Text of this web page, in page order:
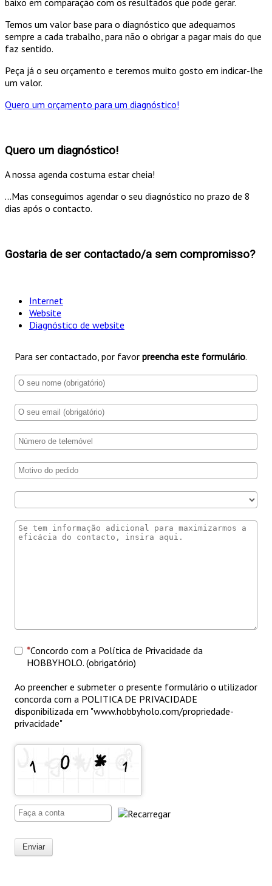
baixo em comparação com os resultados que pode gerar.
Temos um valor base para o diagnóstico que adequamos
sempre a cada trabalho, para não o obrigar a pagar mais do que
faz sentido.
Peça já o seu orçamento e teremos muito gosto em indicar-lhe
um valor.
Quero um orçamento para um diagnóstico!
Quero um diagnóstico!
A nossa agenda costuma estar cheia!
...Mas conseguimos agendar o seu diagnóstico no prazo de 8
dias após o contacto.
Gostaria de ser contactado/a sem compromisso?
Internet
Website
Diagnóstico de website
Para ser contactado, por favor preencha este formulário.
Concordo com a Política de Privacidade da
HOBBYHOLO. (obrigatório)
Ao preencher e submeter o presente formulário o utilizador
concorda com a POLITICA DE PRIVACIDADE
disponibilizada em "www.hobbyholo.com/propriedade-
privacidade"
Enviar